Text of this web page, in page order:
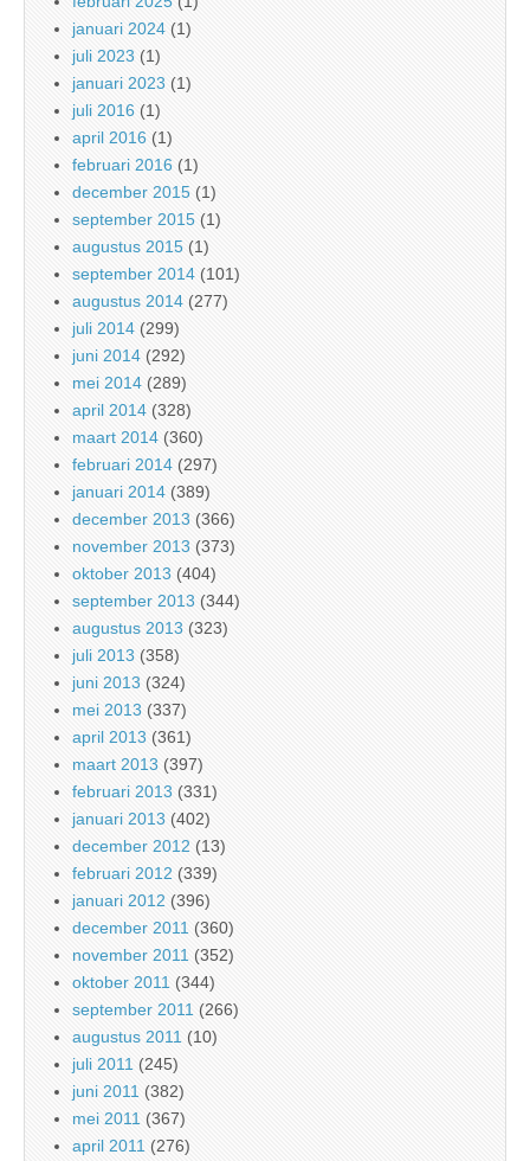
januari 2024 (1)
juli 2023 (1)
januari 2023 (1)
juli 2016 (1)
april 2016 (1)
februari 2016 (1)
december 2015 (1)
september 2015 (1)
augustus 2015 (1)
september 2014 (101)
augustus 2014 (277)
juli 2014 (299)
juni 2014 (292)
mei 2014 (289)
april 2014 (328)
maart 2014 (360)
februari 2014 (297)
januari 2014 (389)
december 2013 (366)
november 2013 (373)
oktober 2013 (404)
september 2013 (344)
augustus 2013 (323)
juli 2013 (358)
juni 2013 (324)
mei 2013 (337)
april 2013 (361)
maart 2013 (397)
februari 2013 (331)
januari 2013 (402)
december 2012 (13)
februari 2012 (339)
januari 2012 (396)
december 2011 (360)
november 2011 (352)
oktober 2011 (344)
september 2011 (266)
augustus 2011 (10)
juli 2011 (245)
juni 2011 (382)
mei 2011 (367)
april 2011 (276)